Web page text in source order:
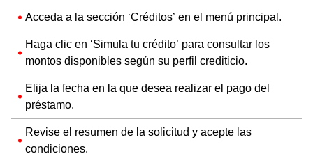
Acceda a la sección ‘Créditos’ en el menú principal.
Haga clic en ‘Simula tu crédito’ para consultar los
montos disponibles según su perfil crediticio.
Elija la fecha en la que desea realizar el pago del
préstamo.
Revise el resumen de la solicitud y acepte las
condiciones.